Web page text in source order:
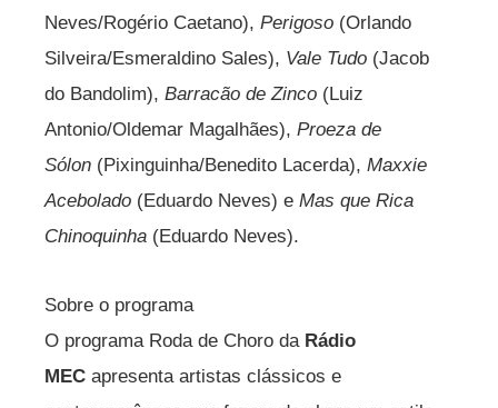
Neves/Rogério Caetano), Perigoso (Orlando
Silveira/Esmeraldino Sales), Vale Tudo (Jacob
do Bandolim), Barracão de Zinco (Luiz
Antonio/Oldemar Magalhães), Proeza de
Sólon (Pixinguinha/Benedito Lacerda), Maxxie
Acebolado (Eduardo Neves) e Mas que Rica
Chinoquinha (Eduardo Neves).
Sobre o programa
O programa Roda de Choro da Rádio
MEC apresenta artistas clássicos e